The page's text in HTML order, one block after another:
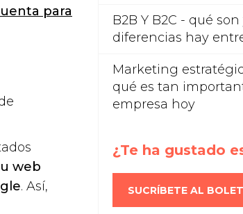
para
web
. Así,
B2B Y B2C - qué
diferencias hay
Marketing
qué es tan
empresa hoy
¿Te ha gustado
SUCRÍBETE AL